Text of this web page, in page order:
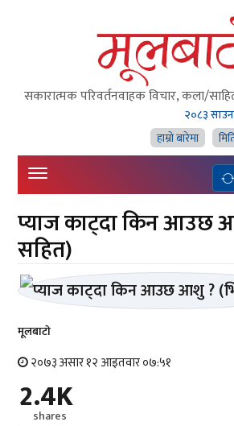
सकारात्मक परिवर्तनवाहक विचार, कला/
२०८३
हाम्राे बारेमा
प्याज काट्दा किन आउछ
सहित)
मूलबाटाे
२०७३ असार १२ आइतवार ०७:५१
2.4K
shares